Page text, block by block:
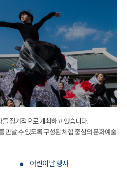
정기적으로 개최하고 있습니다.
만날 수 있도록 구성된 체험 중심의 문화예술
어린이날 행사